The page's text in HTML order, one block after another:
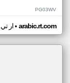
PG03WV
ار• arabic.rt.com